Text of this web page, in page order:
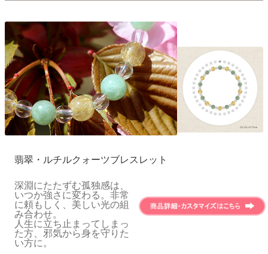
翡翠・ルチルクォーツブレスレット
深淵にたたずむ孤独感は、
いつか強さに変わる。非常
に頼もしく、美しい光の組
み合わせ。
人生に立ち止まってしまっ
た方、邪気から身を守りた
い方に。